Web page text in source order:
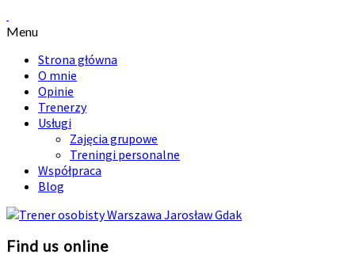
Menu
Strona główna
O mnie
Opinie
Trenerzy
Usługi
Zajęcia grupowe
Treningi personalne
Współpraca
Blog
Find us online